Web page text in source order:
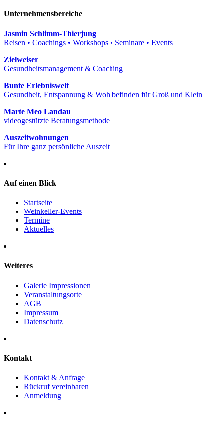
Unternehmensbereiche
Jasmin Schlimm-Thierjung
Reisen • Coachings • Workshops • Seminare • Events
Zielweiser
Gesundheitsmanagement & Coaching
Bunte Erlebniswelt
Gesundheit, Entspannung & Wohlbefinden für Groß und Klein
Marte Meo Landau
videogestützte Beratungsmethode
Auszeitwohnungen
Für Ihre ganz persönliche Auszeit
Auf einen Blick
Startseite
Weinkeller-Events
Termine
Aktuelles
Weiteres
Galerie Impressionen
Veranstaltungsorte
AGB
Impressum
Datenschutz
Kontakt
Kontakt & Anfrage
Rückruf vereinbaren
Anmeldung